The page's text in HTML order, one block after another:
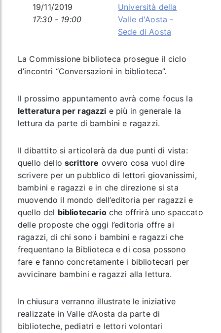
19/11/2019
17:30 - 19:00
Università della
Valle d'Aosta -
Sede di Aosta
La Commissione biblioteca prosegue il ciclo
d’incontri “Conversazioni in biblioteca”.
Il prossimo appuntamento avrà come focus la
letteratura per ragazzi e più in generale la
lettura da parte di bambini e ragazzi.
Il dibattito si articolerà da due punti di vista:
quello dello scrittore ovvero cosa vuol dire
scrivere per un pubblico di lettori giovanissimi,
bambini e ragazzi e in che direzione si sta
muovendo il mondo dell’editoria per ragazzi e
quello del bibliotecarioche offrirà uno spaccato
delle proposte che oggi l’editoria offre ai
ragazzi, di chi sono i bambini e ragazzi che
frequentano la Biblioteca e di cosa possono
fare e fanno concretamente i bibliotecari per
avvicinare bambini e ragazzi alla lettura.
In chiusura verranno illustrate le iniziative
realizzate in Valle d’Aosta da parte di
biblioteche, pediatri e lettori volontari